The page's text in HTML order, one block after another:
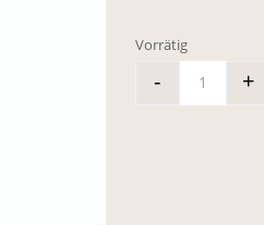
Vorrätig
- +